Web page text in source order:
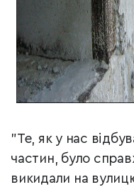
"Те, як у нас
частин, було
викидали на